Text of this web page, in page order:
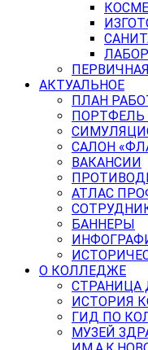
АКТУАЛЬНОЕ
ПЛАН
ПОРТФЕЛЬ
САЛОН
ВАКАНСИИ
АТЛАС
БАННЕРЫ
О КОЛЛЕДЖЕ
СТРАНИЦА
ИСТОРИЯ
ГИД ПО
МУЗЕЙ